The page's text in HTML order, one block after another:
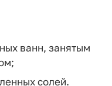
ванн, занятым
солей.